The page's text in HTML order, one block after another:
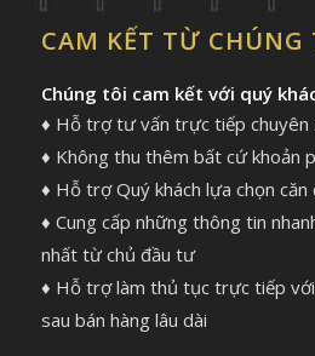
CAM KẾT TỪ CHÚNG
Chúng tôi cam kết với quý
♦ Hỗ trợ tư vấn trực tiếp chuyên
♦ Không thu thêm bất cứ khoản
♦ Hỗ trợ Quý khách lựa chọn căn
♦ Cung cấp những thông tin
nhất từ chủ đầu tư
♦ Hỗ trợ làm thủ tục trực tiếp
sau bán hàng lâu dài